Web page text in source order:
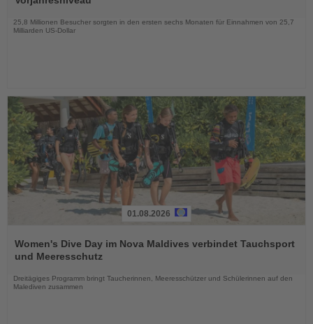
Nachrichten
25,8 Millionen Besucher sorgten in den ersten sechs Monaten für Einnahmen von 25,7
Milliarden US-Dollar
Sie
die
01.08.2026
Women's Dive Day im Nova Maldives verbindet Tauchsport
und Meeresschutz
Dreitägiges Programm bringt Taucherinnen, Meeresschützer und Schülerinnen auf den
Malediven zusammen